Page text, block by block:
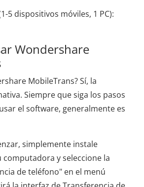
5 dispositivos móviles, 1 PC):
Wondershare
MobileTrans? Sí, la
Siempre que siga los pasos
el software, generalmente es
simplemente instale
computadora y seleccione la
de teléfono" en el menú